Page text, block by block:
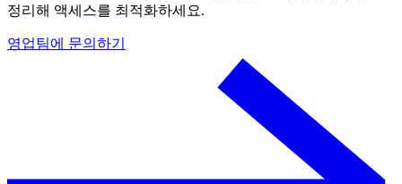
정리해 액세스를 최적화하세요.
영업팀에 문의하기